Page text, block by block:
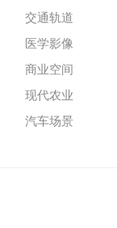
交通轨道
医学影像
商业空间
现代农业
汽车场景